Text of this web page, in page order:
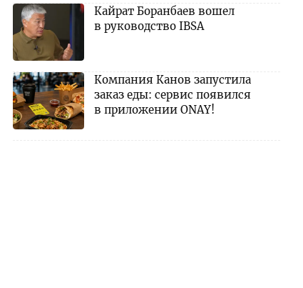
Кайрат Боранбаев вошел
в руководство IBSA
Компания Канов запустила
заказ еды: сервис появился
в приложении ONAY!